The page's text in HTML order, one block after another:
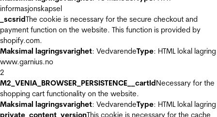
informasjonskapsel
_scsridThe cookie is necessary for the secure checkout and
payment function on the website. This function is provided by
shopify.com.
Maksimal lagringsvarighet: VedvarendeType: HTML lokal lagring
www.garnius.no
2
M2_VENIA_BROWSER_PERSISTENCE__cartIdNecessary for the
shopping cart functionality on the website.
Maksimal lagringsvarighet: VedvarendeType: HTML lokal lagring
private_content_versionThis cookie is necessary for the cache